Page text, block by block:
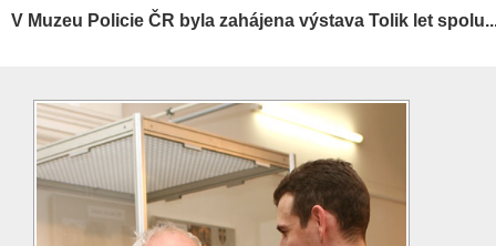
V Muzeu Policie ČR byla zahájena výstava Tolik let